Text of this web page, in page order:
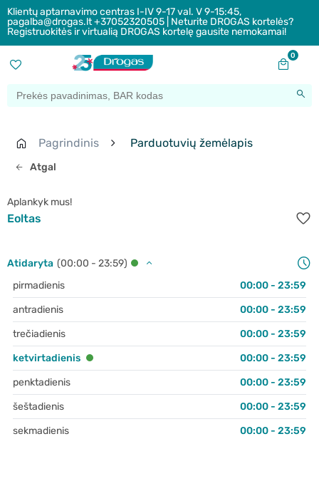
Klientų aptarnavimo centras I-IV 9-17 val. V 9-15:45,
pagalba@drogas.lt +37052320505 | Neturite DROGAS kortelės?
Registruokitės ir virtualią DROGAS kortelę gausite nemokamai!
0
Atgal
Pagrindinis Parduotuvių žemėlapis
Aplankyk mus!
Eoltas
Atidaryta (00:00 - 23:59)
pirmadienis
00:00 - 23:59
antradienis
00:00 - 23:59
trečiadienis
00:00 - 23:59
ketvirtadienis
00:00 - 23:59
penktadienis
00:00 - 23:59
šeštadienis
00:00 - 23:59
sekmadienis
00:00 - 23:59